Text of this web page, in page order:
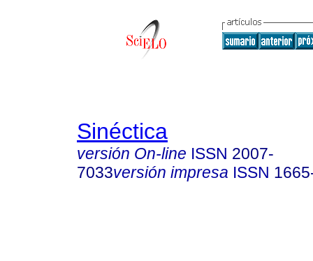
Sinéctica
versión On-line ISSN 2007-
7033versión impresa ISSN